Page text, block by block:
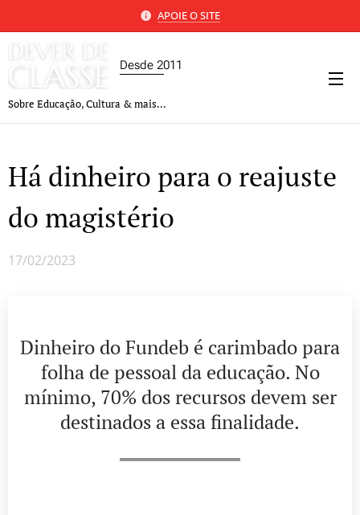
APOIE O SITE
Desde 2011
Sobre Educação, Cultura & mais...
Há dinheiro para o reajuste
do magistério
17/02/2023
Dinheiro do Fundeb é carimbado para
folha de pessoal da educação. No
mínimo, 70% dos recursos devem ser
destinados a essa finalidade.